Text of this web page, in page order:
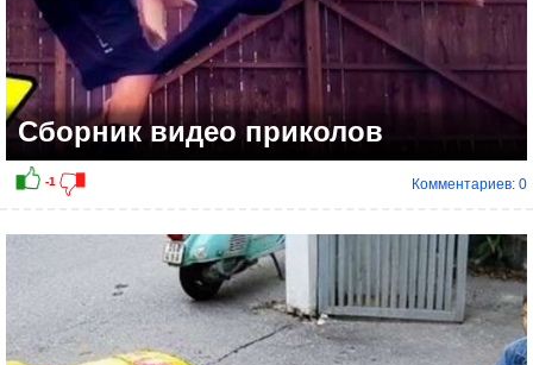
Сборник видео приколов
Комментариев: 0